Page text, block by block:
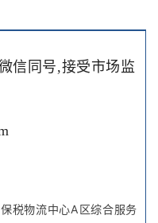
信同号,接受市场监
税物流中心A区综合服务